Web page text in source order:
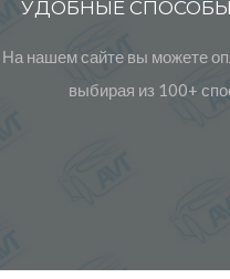
УДОБНЫЕ
На нашем сайте вы можете
выбирая из 100+